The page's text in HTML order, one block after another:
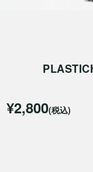
¥2,800(税込)